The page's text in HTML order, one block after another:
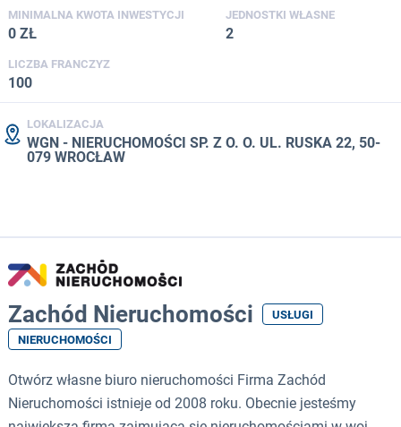
MINIMALNA KWOTA INWESTYCJI
0 ZŁ
JEDNOSTKI WŁASNE
2
LICZBA FRANCZYZ
100
LOKALIZACJA
WGN - NIERUCHOMOŚCI SP. Z O. O. UL. RUSKA 22, 50-
079 WROCŁAW
Zachód Nieruchomości
USŁUGI
NIERUCHOMOŚCI
Otwórz własne biuro nieruchomości Firma Zachód
Nieruchomości istnieje od 2008 roku. Obecnie jesteśmy